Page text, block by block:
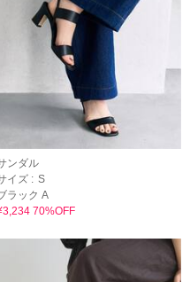
ンダル
イズ : S
ラック A
70%OFF